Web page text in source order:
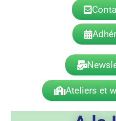
Ateliers et